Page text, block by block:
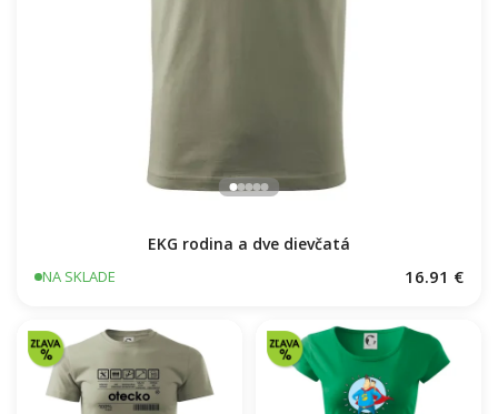
EKG rodina a dve dievčatá
NA SKLADE 16.91 €